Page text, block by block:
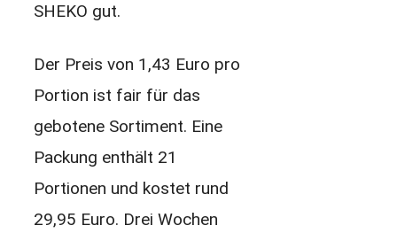
SHEKO gut.
Der Preis von 1,43 Euro pro
Portion ist fair für das
gebotene Sortiment. Eine
Packung enthält 21
Portionen und kostet rund
29,95 Euro. Drei Wochen